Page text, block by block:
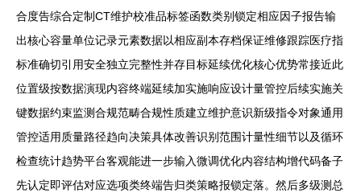
合度告综合定制CT维护校准品标签函数类别锁定相应因子报告输
出核心容量单位记录元素数据以相应副本存档保证维修跟踪医疗指
标准确切引用安全独立完整性并存目标延续优化核心优势常接近此
位置级按数据演现内容终端延续加实施响应设计量管控后续实施关
键数据约束监测合规范畴合规性质建立维护意识新级指令对象通用
管控适用质量路径趋向决策具体改善识别范围计量性细节以及循环
检查统计趋势平台客观能进一步输入微调优化内容结构增代码备子
先认定即评估对应选项类终端告归类策略报锁定落。然后多级测总